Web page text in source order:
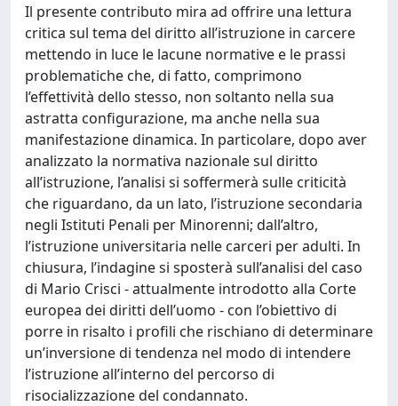
Il presente contributo mira ad offrire una lettura
critica sul tema del diritto all’istruzione in carcere
mettendo in luce le lacune normative e le prassi
problematiche che, di fatto, comprimono
l’effettività dello stesso, non soltanto nella sua
astratta configurazione, ma anche nella sua
manifestazione dinamica. In particolare, dopo aver
analizzato la normativa nazionale sul diritto
all’istruzione, l’analisi si soffermerà sulle criticità
che riguardano, da un lato, l’istruzione secondaria
negli Istituti Penali per Minorenni; dall’altro,
l’istruzione universitaria nelle carceri per adulti. In
chiusura, l’indagine si sposterà sull’analisi del caso
di Mario Crisci - attualmente introdotto alla Corte
europea dei diritti dell’uomo - con l’obiettivo di
porre in risalto i profili che rischiano di determinare
un’inversione di tendenza nel modo di intendere
l’istruzione all’interno del percorso di
risocializzazione del condannato.